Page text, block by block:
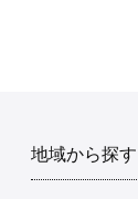
地域から探す